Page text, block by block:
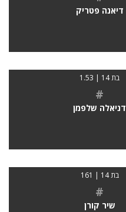
דיאנה פטריק
בת 14 | 1.53
#
דניאלה שלפמן
בת 14 | 161
#
שיר קורן